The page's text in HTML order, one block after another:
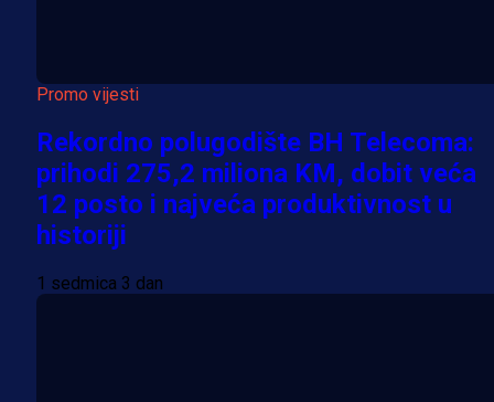
Promo vijesti
Rekordno polugodište BH Telecoma:
prihodi 275,2 miliona KM, dobit veća
12 posto i najveća produktivnost u
historiji
1 sedmica 3 dan